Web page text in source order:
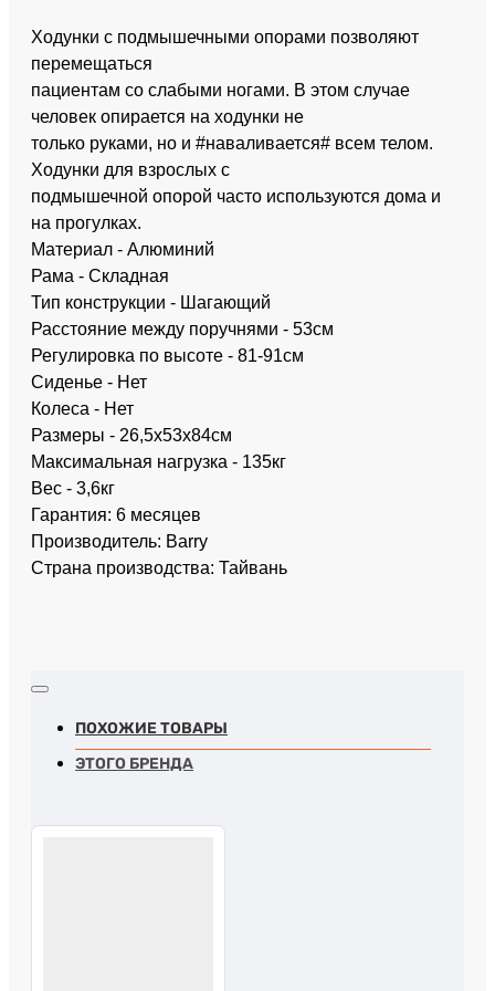
Ходунки с подмышечными опорами позволяют
перемещаться
пациентам со слабыми ногами. В этом случае
человек опирается на ходунки не
только руками, но и #наваливается# всем телом.
Ходунки для взрослых с
подмышечной опорой часто используются дома и
на прогулках.
Материал - Алюминий
Рама - Складная
Тип конструкции - Шагающий
Расстояние между поручнями - 53см
Регулировка по высоте - 81-91см
Сиденье - Нет
Колеса - Нет
Размеры - 26,5х53х84см
Максимальная нагрузка - 135кг
Вес - 3,6кг
Гарантия: 6 месяцев
Производитель: Barry
Страна производства: Тайвань
ПОХОЖИЕ ТОВАРЫ
ЭТОГО БРЕНДА